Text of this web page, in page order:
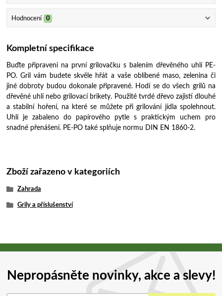
Hodnocení 0
Kompletní specifikace
Buďte připraveni na první grilovačku s balením dřevěného uhlí PE-
PO. Gril vám budete skvěle hřát a vaše oblíbené maso, zelenina či
jiné dobroty budou dokonale připravené. Hodí se do všech grilů na
dřevěné uhlí nebo grilovací brikety. Použité tvrdé dřevo zajistí dlouhé
a stabilní hoření, na které se můžete při grilování jídla spolehnout.
Uhlí je zabaleno do papírového pytle s praktickým uchem pro
snadné přenášení. PE-PO také splňuje normu DIN EN 1860-2.
Zboží zařazeno v kategoriích
Zahrada
Grily a příslušenství
Nepropásněte novinky, akce a slevy!